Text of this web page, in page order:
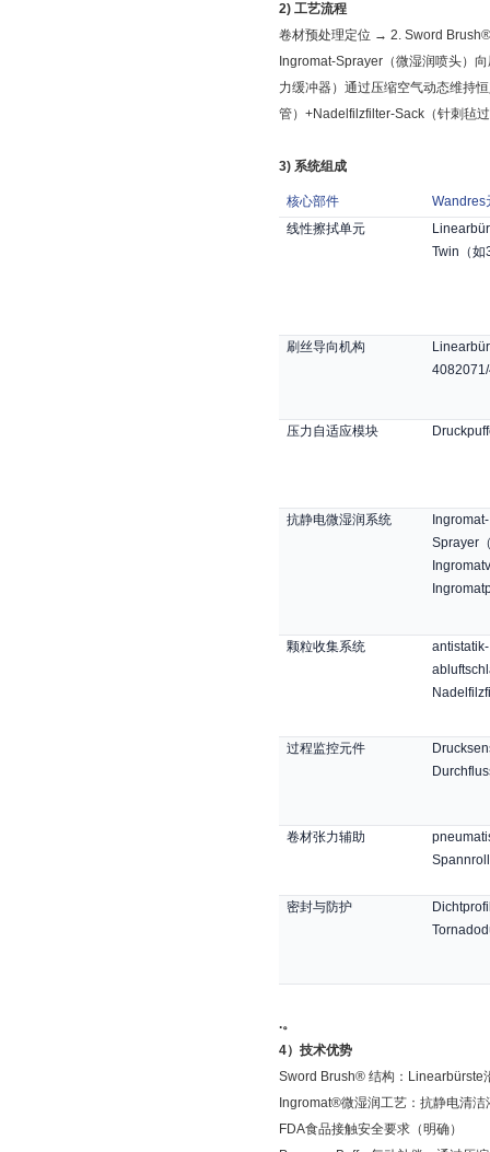
2) 工艺流程
卷材预处理定位 → 2. Sword Brush®
Ingromat-Sprayer （微湿润喷头）
力缓冲器）通过压缩空气动态维持
管） +Nadelfilzfilter-Sack （针刺毡
3) 系统组成
核心部件 Wandres
线性擦拭单元
Twin （如
刷丝导向机构
压力自适应模块
抗静电微湿润系统
Ingromat-
Sprayer
颗粒收集系统
antistatik-
过程监控元件
卷材张力辅助
密封与防护
.。
4） 技术优势
Sword Brush® 结构： Linearbürste
Ingromat®微湿润工艺：抗静电清洁
FDA食品接触安全要求（明确）